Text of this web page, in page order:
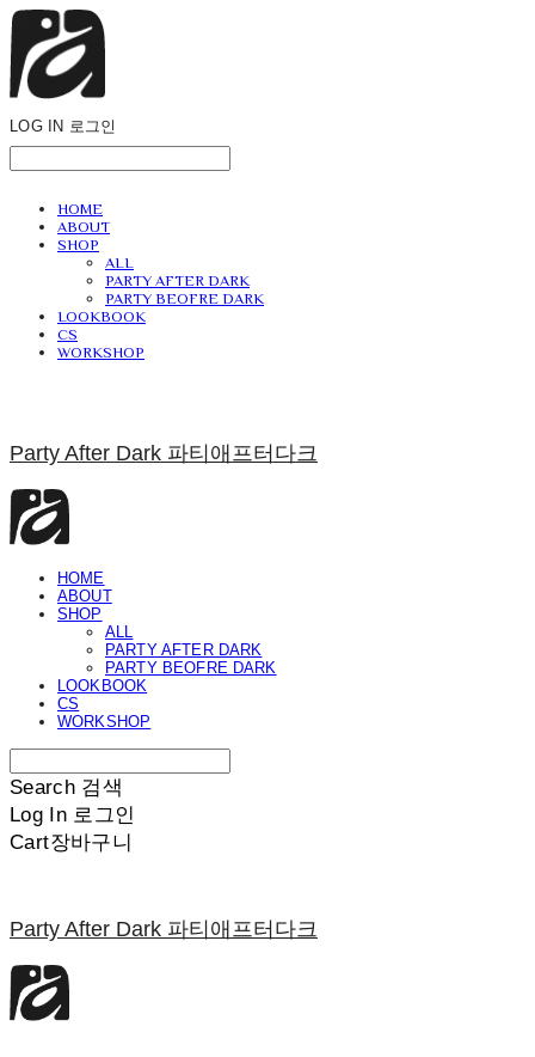
LOG IN 로그인
HOME
ABOUT
SHOP
ALL
PARTY AFTER DARK
PARTY BEOFRE DARK
LOOKBOOK
CS
WORKSHOP
Party After Dark 파티애프터다크
HOME
ABOUT
SHOP
ALL
PARTY AFTER DARK
PARTY BEOFRE DARK
LOOKBOOK
CS
WORKSHOP
Search 검색
Log In 로그인
Cart장바구니
Party After Dark 파티애프터다크